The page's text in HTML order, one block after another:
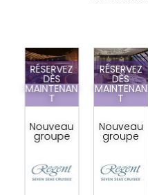
RÉSERVEZ
DÈS
MAINTENAN
T
Nouveau
groupe
RÉSERVEZ
DÈS
MAINTENAN
T
Nouveau
groupe